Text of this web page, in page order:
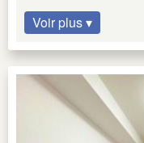
Voir plus ▾